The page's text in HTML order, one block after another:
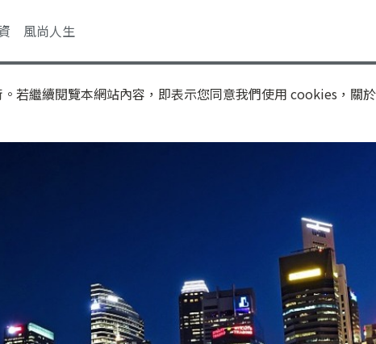
風尚人生
若繼續閱覽本網站內容，即表示您同意我們使用 cookies，關